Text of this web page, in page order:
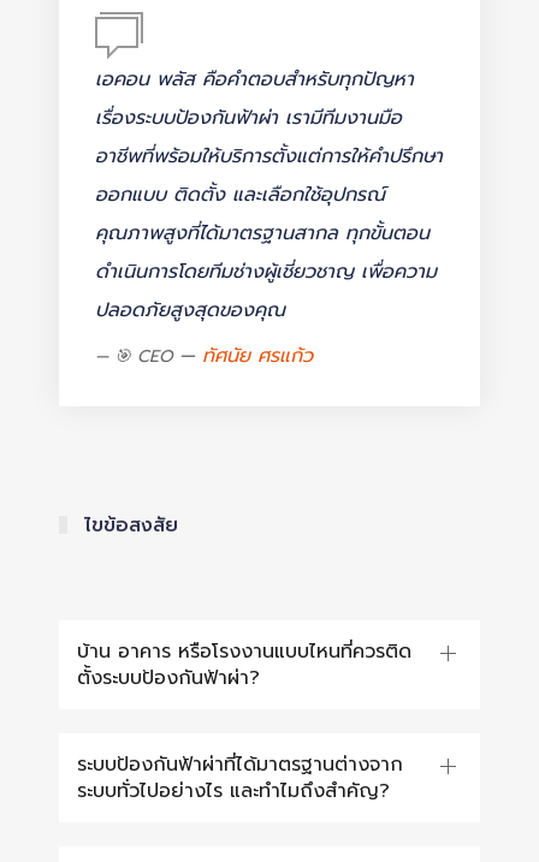
เอคอน พลัส คือคำตอบสำหรับทุกปัญหา
เรื่องระบบป้องกันฟ้าผ่า เรามีทีมงานมือ
อาชีพที่พร้อมให้บริการตั้งแต่การให้คำปรึกษา
ออกแบบ ติดตั้ง และเลือกใช้อุปกรณ์
คุณภาพสูงที่ได้มาตรฐานสากล ทุกขั้นตอน
ดำเนินการโดยทีมช่างผู้เชี่ยวชาญ เพื่อความ
ปลอดภัยสูงสุดของคุณ
🎯 CEO ทัศนัย ศรแก้ว
ไขข้อสงสัย
บ้าน อาคาร หรือโรงงานแบบไหนที่ควรติด
ตั้งระบบป้องกันฟ้าผ่า?
ระบบป้องกันฟ้าผ่าที่ได้มาตรฐานต่างจาก
ระบบทั่วไปอย่างไร และทำไมถึงสำคัญ?